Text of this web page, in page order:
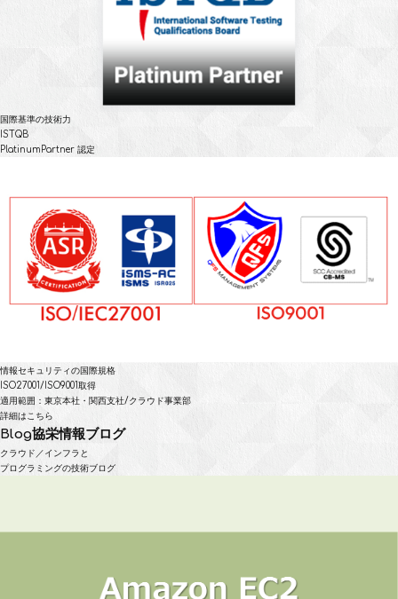
国際基準の技術力
ISTQB
PlatinumPartner 認定
情報セキュリティの国際規格
ISO27001/ISO9001取得
適用範囲：東京本社・関西支社/クラウド事業部
詳細はこちら
Blog協栄情報ブログ
クラウド／インフラと
プログラミングの技術ブログ